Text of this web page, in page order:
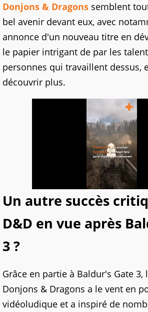
Donjons & Dragons semblent
bel avenir devant eux, avec
annonce d'un nouveau titre en
le papier intrigant de par les
personnes qui travaillent dessus,
découvrir plus.
Un autre succès
D&D en vue après
3 ?
Grâce en partie à Baldur's Gate 3,
Donjons & Dragons a le vent en
vidéoludique et a inspiré de